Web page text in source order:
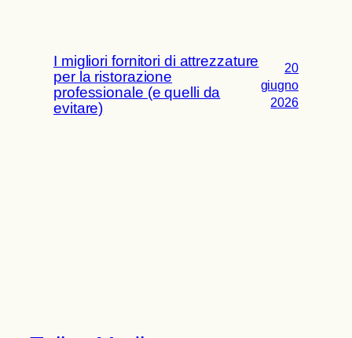
I migliori fornitori di attrezzature
per la ristorazione
professionale (e quelli da
evitare)
20
giugno
2026